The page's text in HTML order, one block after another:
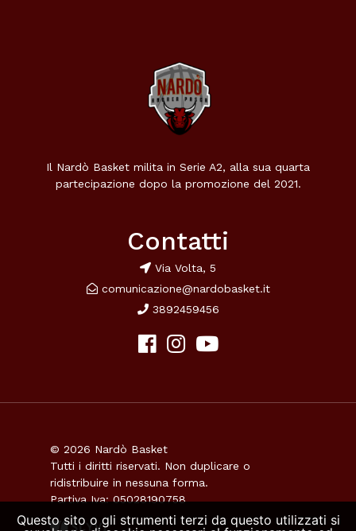
Il Nardò Basket milita in Serie A2, alla sua quarta
partecipazione dopo la promozione del 2021.
Contatti
Via Volta, 5
comunicazione@nardobasket.it
3892459456
© 2026 Nardò Basket
Tutti i diritti riservati. Non duplicare o
ridistribuire in nessuna forma.
Partiva Iva: 05028190758
Questo sito o gli strumenti terzi da questo utilizzati si